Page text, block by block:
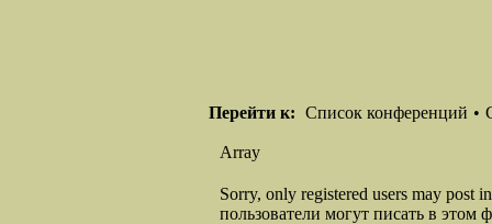
Перейти к: Список конференций •
Array
Sorry, only registered users may post
пользователи могут писать в этом